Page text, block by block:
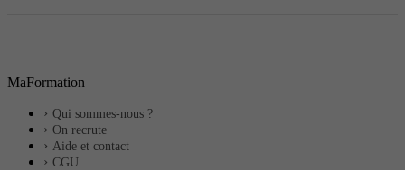
MaFormation
Qui sommes-nous ?
On recrute
Aide et contact
CGU